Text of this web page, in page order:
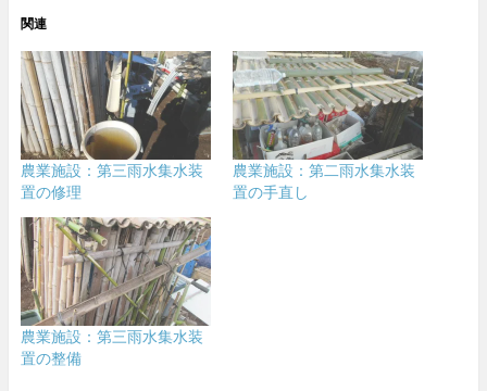
関連
農業施設：第三雨水集水装
置の修理
農業施設：第二雨水集水装
置の手直し
農業施設：第三雨水集水装
置の整備